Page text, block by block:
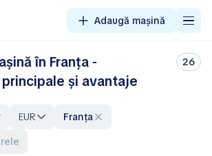
Adaugă mașină
în Franța -
și avantaje
26
EUR
Franța